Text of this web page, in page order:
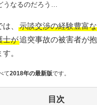
うなるのだろう…
、
示談交渉の経験豊富
士が追突事故の被害者が
。
て2018年の最新版です。
目次